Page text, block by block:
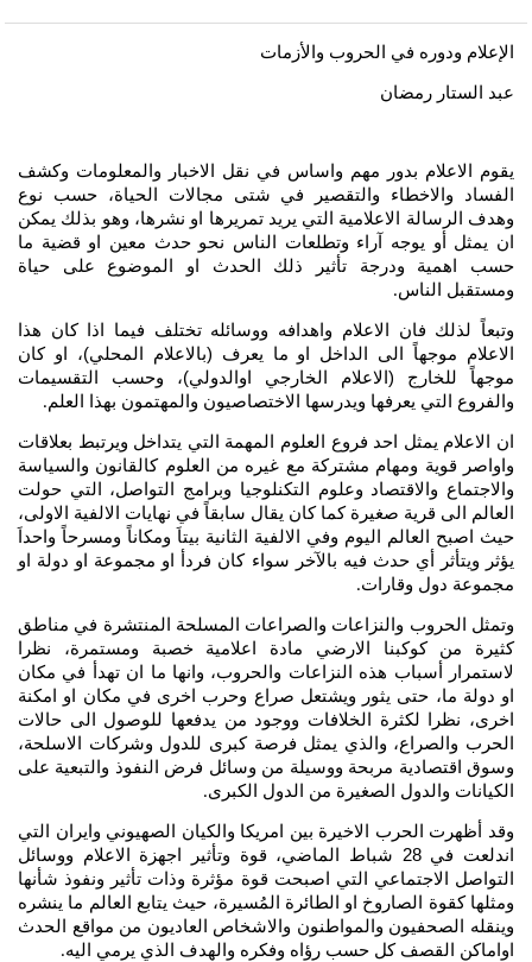
الإعلام ودوره في الحروب والأزمات
عبد الستار رمضان
يقوم الاعلام بدور مهم واساس في نقل الاخبار والمعلومات وكشف
الفساد والاخطاء والتقصير في شتى مجالات الحياة، حسب نوع
وهدف الرسالة الاعلامية التي يريد تمريرها او نشرها، وهو بذلك يمكن
ان يمثل أو يوجه آراء وتطلعات الناس نحو حدث معين او قضية ما
حسب اهمية ودرجة تأثير ذلك الحدث او الموضوع على حياة
ومستقبل الناس.
وتبعاً لذلك فان الاعلام واهدافه ووسائله تختلف فيما اذا كان هذا
الاعلام موجهاً الى الداخل او ما يعرف (بالاعلام المحلي)، او كان
موجهاً للخارج (الاعلام الخارجي اوالدولي)، وحسب التقسيمات
والفروع التي يعرفها ويدرسها الاختصاصيون والمهتمون بهذا العلم .
ان الاعلام يمثل احد فروع العلوم المهمة التي يتداخل ويرتبط بعلاقات
واواصر قوية ومهام مشتركة مع غيره من العلوم كالقانون والسياسة
والاجتماع والاقتصاد وعلوم التكنلوجيا وبرامج التواصل، التي حولت
العالم الى قرية صغيرة كما كان يقال سابقاً في نهايات الالفية الاولى،
حيث اصبح العالم اليوم وفي الالفية الثانية بيتاَ ومكاناً ومسرحاً واحداَ
يؤثر ويتأثر أي حدث فيه بالآخر سواء كان فردأ او مجموعة او دولة او
مجموعة دول وقارات.
وتمثل الحروب والنزاعات والصراعات المسلحة المنتشرة في مناطق
كثيرة من كوكبنا الارضي مادة اعلامية خصبة ومستمرة، نظرا
لاستمرار أسباب هذه النزاعات والحروب، وانها ما ان تهدأ في مكان
او دولة ما، حتى يثور ويشتعل صراع وحرب اخرى في مكان او امكنة
اخرى، نظرا لكثرة الخلافات ووجود من يدفعها للوصول الى حالات
الحرب والصراع، والذي يمثل فرصة كبرى للدول وشركات الاسلحة،
وسوق اقتصادية مربحة ووسيلة من وسائل فرض النفوذ والتبعية على
الكيانات والدول الصغيرة من الدول الكبرى.
وقد أظهرت الحرب الاخيرة بين امريكا والكيان الصهيوني وايران التي
اندلعت في 28 شباط الماضي، قوة وتأثير اجهزة الاعلام ووسائل
التواصل الاجتماعي التي اصبحت قوة مؤثرة وذات تأثير ونفوذ شأنها
ومثلها كقوة الصاروخ او الطائرة المُسيرة، حيث يتابع العالم ما ينشره
وينقله الصحفيون والمواطنون والاشخاص العاديون من مواقع الحدث
اواماكن القصف كل حسب رؤاه وفكره والهدف الذي يرمي اليه.